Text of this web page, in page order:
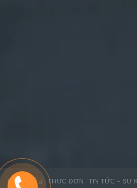
GIỚI THIỆU THỰC ĐƠN TIN TỨC – SỰ